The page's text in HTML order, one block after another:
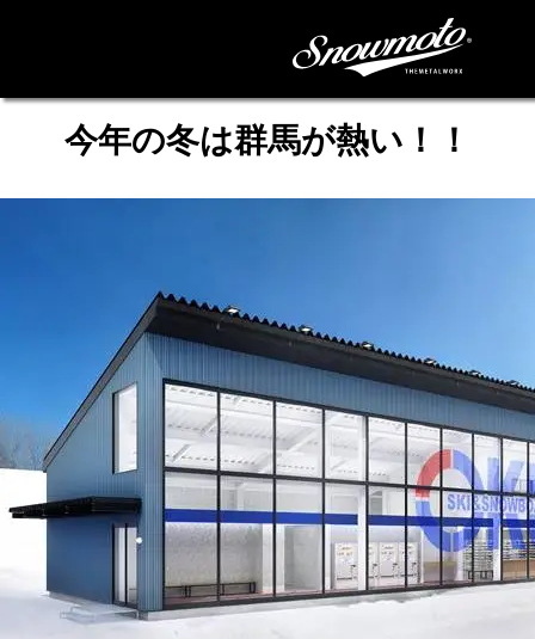
今年の冬は群馬が熱い！！